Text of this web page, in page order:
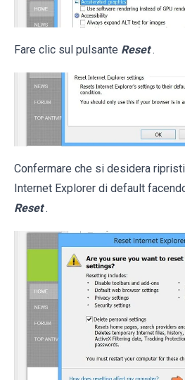
Fare clic sul pulsante Reset .
Confermare che si desidera
Internet Explorer di default
Reset .